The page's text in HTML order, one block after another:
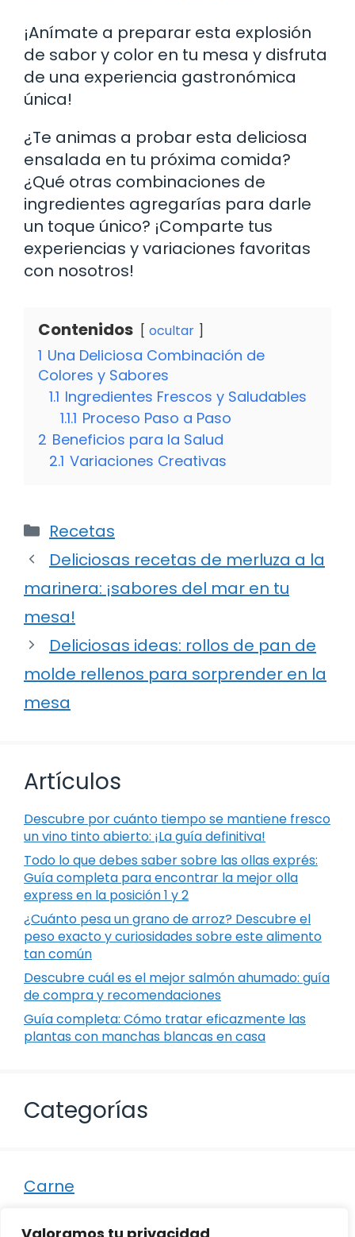
¡Anímate a preparar esta explosión
de sabor y color en tu mesa y disfruta
de una experiencia gastronómica
única!
¿Te animas a probar esta deliciosa
ensalada en tu próxima comida?
¿Qué otras combinaciones de
ingredientes agregarías para darle
un toque único? ¡Comparte tus
experiencias y variaciones favoritas
con nosotros!
Contenidos ocultar
1 Una Deliciosa Combinación de
Colores y Sabores
1.1 Ingredientes Frescos y Saludables
1.1.1 Proceso Paso a Paso
2 Beneficios para la Salud
2.1 Variaciones Creativas
Categorías
Recetas
Deliciosas recetas de merluza a la
marinera: ¡sabores del mar en tu
mesa!
Deliciosas ideas: rollos de pan de
molde rellenos para sorprender en la
mesa
Artículos
Descubre por cuánto tiempo se mantiene fresco
un vino tinto abierto: ¡La guía definitiva!
Todo lo que debes saber sobre las ollas exprés:
Guía completa para encontrar la mejor olla
express en la posición 1 y 2
¿Cuánto pesa un grano de arroz? Descubre el
peso exacto y curiosidades sobre este alimento
tan común
Descubre cuál es el mejor salmón ahumado: guía
de compra y recomendaciones
Guía completa: Cómo tratar eficazmente las
plantas con manchas blancas en casa
Categorías
Carne